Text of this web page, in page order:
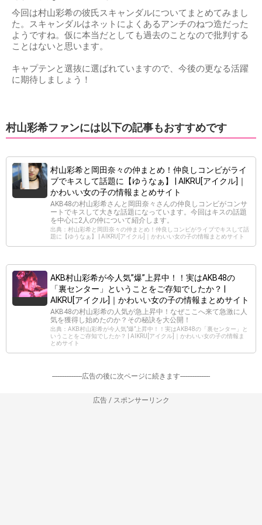
今回は村山彩希の彼氏スキャンダルについてまとめてみまし
た。スキャンダルはネットによくあるアンチのねつ造だった
ようですね。仮に本当だとしても過去のことなので批判する
ことはないと思います。
キャプテンと選抜に選ばれていますので、今後の更なる活躍
に期待しましょう！
村山彩希ファンには以下の記事もおすすめです
村山彩希と岡田奈々の仲まとめ！仲良しコンビがライ
ブでキスして話題に【ゆうなぁ】 | AIKRU[アイクル]｜
かわいい女の子の情報まとめサイト
AKB48の村山彩希さんと岡田奈々さんの仲良しコンビがコンサ
ートでキスして大きな話題になっています。今回はキスの話題
を中心に2人の仲について紹介します。
出典：村山彩希と岡田奈々の仲まとめ！仲良しコンビがライブでキスして話
題に【ゆうなぁ】 | AIKRU[アイクル]｜かわいい女の子の情報まとめサイト
AKB村山彩希が今人気”爆”上昇中！！実はAKB48の
「裏センター」ということをご存知でしたか？ |
AIKRU[アイクル]｜かわいい女の子の情報まとめサイト
AKB48の村山彩希の人気が急上昇中！なぜここへ来て急激に人
気を獲得し始めたのか？その秘訣を大公開！
出典：AKB村山彩希が今人気”爆”上昇中！！実はAKB48の「裏センター」と
いうことをご存知でしたか？ | AIKRU[アイクル]｜かわいい女の子の情報ま
とめサイト
-----------------広告の後に次ページに続きます-----------------
広告 / スポンサーリンク